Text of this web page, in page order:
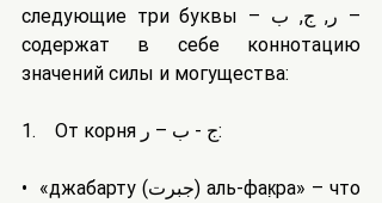
следующие три буквы – ر, ج, ب –
содержат в себе коннотацию
значений силы и могущества:
1.    От корня ج - ب – ر:
•  «джабарту (جبرت) аль-фак̣ӣра» – что